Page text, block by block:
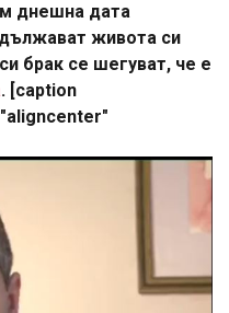
днешна дата
живота си
брак се шегуват, че е
. [caption